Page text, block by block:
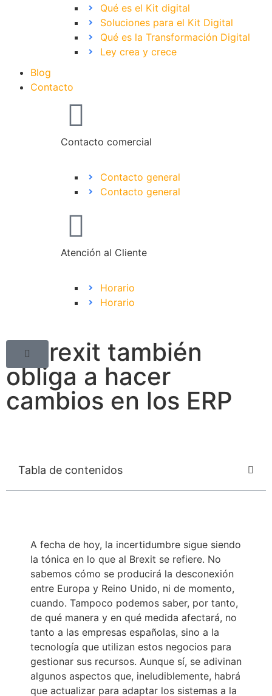
Qué es el Kit digital
Soluciones para el Kit Digital
Qué es la Transformación Digital
Ley crea y crece
Blog
Contacto
Contacto comercial
Contacto general
Contacto general
Atención al Cliente
Horario
Horario
El Brexit también
obliga a hacer
cambios en los ERP
Tabla de contenidos
A fecha de hoy, la incertidumbre sigue siendo
la tónica en lo que al Brexit se refiere. No
sabemos cómo se producirá la desconexión
entre Europa y Reino Unido, ni de momento,
cuando. Tampoco podemos saber, por tanto,
de qué manera y en qué medida afectará, no
tanto a las empresas españolas, sino a la
tecnología que utilizan estos negocios para
gestionar sus recursos. Aunque sí, se adivinan
algunos aspectos que, ineludiblemente, habrá
que actualizar para adaptar los sistemas a la